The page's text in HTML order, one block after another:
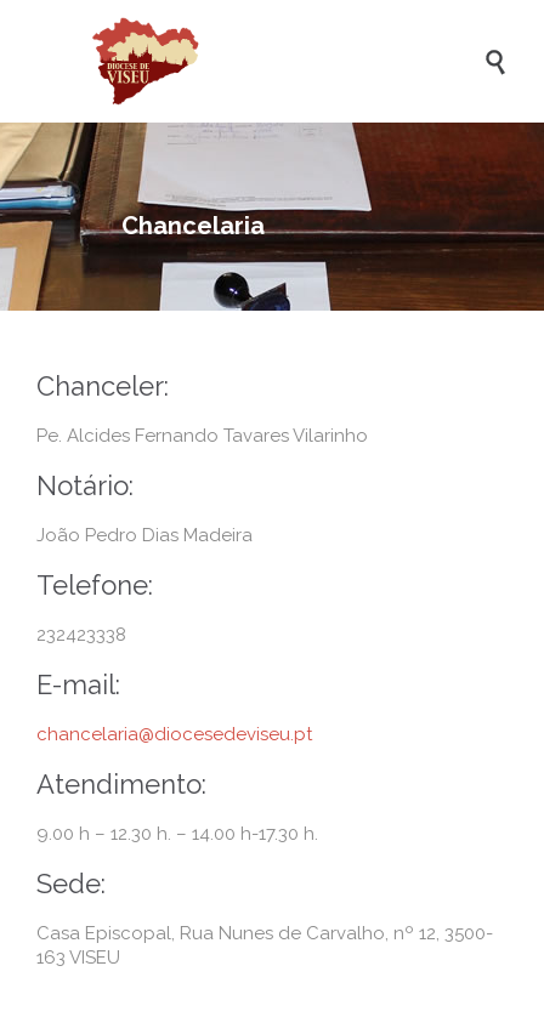

Chancelaria
Chanceler:
Pe. Alcides Fernando Tavares Vilarinho
Notário:
João Pedro Dias Madeira
Telefone:
232423338
E-mail:
chancelaria@diocesedeviseu.pt
Atendimento:
9.00 h – 12.30 h. – 14.00 h-17.30 h.
Sede:
Casa Episcopal, Rua Nunes de Carvalho, nº 12, 3500-
163 VISEU